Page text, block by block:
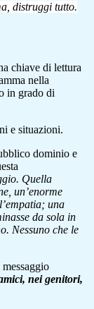
distruggi tutto.
chiave di lettura
nella
in grado di
e situazioni.
dominio e
Quella
un’enorme
una
da sola in
Nessuno che le
nei genitori,